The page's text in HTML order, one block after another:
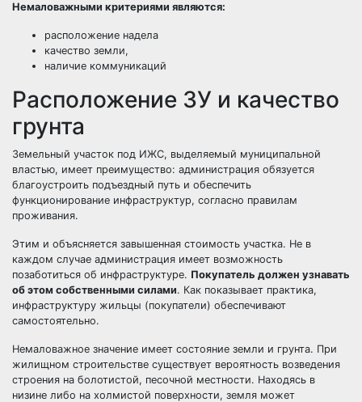
Немаловажными критериями являются:
расположение надела
качество земли,
наличие коммуникаций
Расположение ЗУ и качество
грунта
Земельный участок под ИЖС, выделяемый муниципальной
властью, имеет преимущество: администрация обязуется
благоустроить подъездный путь и обеспечить
функционирование инфраструктур, согласно правилам
проживания.
Этим и объясняется завышенная стоимость участка. Не в
каждом случае администрация имеет возможность
позаботиться об инфраструктуре. Покупатель должен узнавать
об этом собственными силами. Как показывает практика,
инфраструктуру жильцы (покупатели) обеспечивают
самостоятельно.
Немаловажное значение имеет состояние земли и грунта. При
жилищном строительстве существует вероятность возведения
строения на болотистой, песочной местности. Находясь в
низине либо на холмистой поверхности, земля может